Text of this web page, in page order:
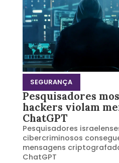
SEGURANÇA
Pesquisadores
hackers violam
ChatGPT
Pesquisadores
cibercriminosos
mensagens
ChatGPT